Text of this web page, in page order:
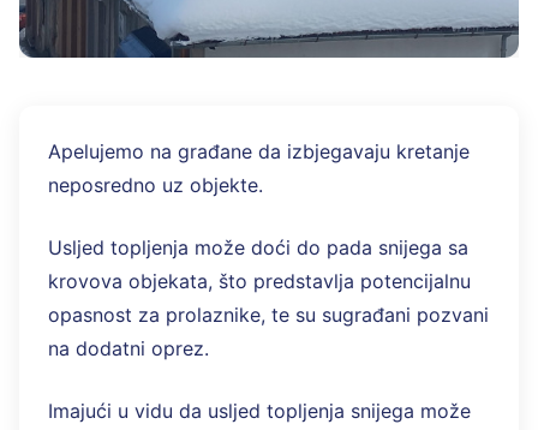
Apelujemo na građane da izbjegavaju kretanje
neposredno uz objekte.
Usljed topljenja može doći do pada snijega sa
krovova objekata, što predstavlja potencijalnu
opasnost za prolaznike, te su sugrađani pozvani
na dodatni oprez.
Imajući u vidu da usljed topljenja snijega može